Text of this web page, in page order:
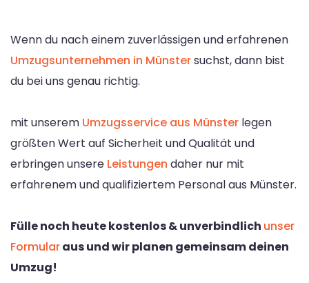
Wenn du nach einem zuverlässigen und erfahrenen
Umzugsunternehmen in Münstersuchst, dann bist
du bei uns genau richtig.
mit unserem Umzugsservice aus Münster legen
größten Wert auf Sicherheit und Qualität und
erbringen unsere Leistungen daher nur mit
erfahrenem und qualifiziertem Personal aus Münster.
Fülle noch heute kostenlos & unverbindlich unser
Formularaus und wir planen gemeinsam deinen
Umzug!